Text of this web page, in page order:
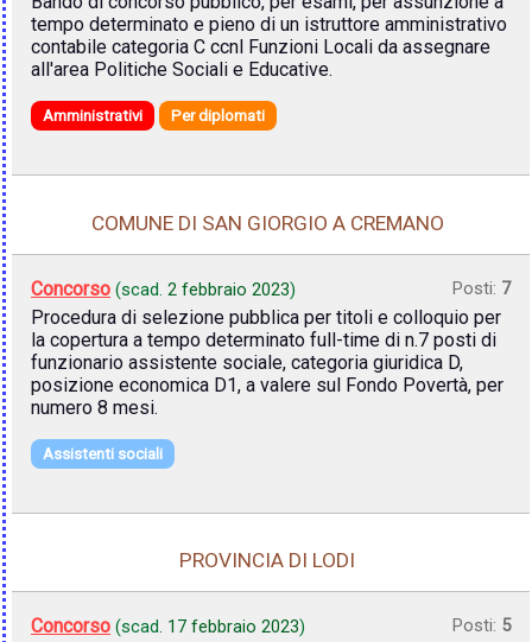
tempo determinato e pieno di un istruttore amministrativo
contabile categoria C ccnl Funzioni Locali da assegnare
all'area Politiche Sociali e Educative.
Amministrativi Per diplomati
COMUNE DI SAN GIORGIO A CREMANO
Concorso (scad. 2 febbraio 2023) Posti: 7
Procedura di selezione pubblica per titoli e colloquio per
la copertura a tempo determinato full-time di n.7 posti di
funzionario assistente sociale, categoria giuridica D,
posizione economica D1, a valere sul Fondo Povertà, per
numero 8 mesi.
Assistenti sociali
PROVINCIA DI LODI
Concorso (scad. 17 febbraio 2023) Posti: 5